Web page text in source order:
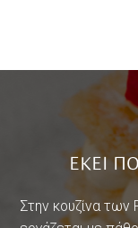
ΕΚΕΙ
Στην κουζίνα των